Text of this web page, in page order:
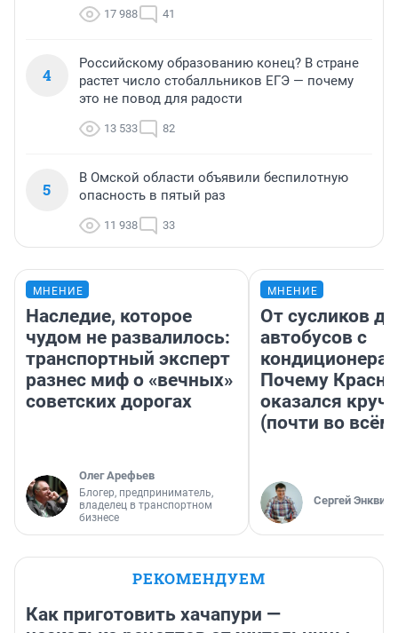
17 988 41
4
Российскому образованию конец? В стране
растет число стобалльников ЕГЭ — почему
это не повод для радости
13 533 82
5
В Омской области объявили беспилотную
опасность в пятый раз
11 938 33
МНЕНИЕ
Наследие, которое
чудом не развалилось:
транспортный эксперт
разнес миф о «вечных»
советских дорогах
Олег Арефьев
Блогер, предприниматель,
владелец в транспортном
бизнесе
МНЕНИЕ
От сусликов до
автобусов с
Почему
оказался
(почти во
Сергей Энквист
РЕКОМЕНДУЕМ
Как приготовить хачапури —